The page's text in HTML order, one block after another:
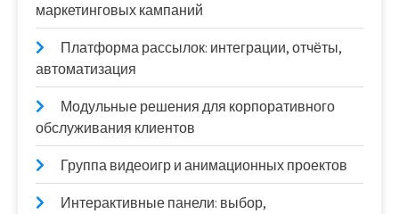
маркетинговых кампаний
Платформа рассылок: интеграции, отчёты,
автоматизация
Модульные решения для корпоративного
обслуживания клиентов
Группа видеоигр и анимационных проектов
Интерактивные панели: выбор,